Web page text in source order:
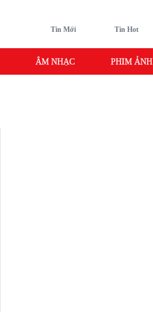
Tin Mới Tin Hot
ÂM NHẠC PHIM ẢNH